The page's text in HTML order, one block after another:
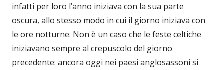
infatti per loro l’anno iniziava con la sua parte
oscura, allo stesso modo in cui il giorno iniziava con
le ore notturne. Non è un caso che le feste celtiche
iniziavano sempre al crepuscolo del giorno
precedente: ancora oggi nei paesi anglosassoni si